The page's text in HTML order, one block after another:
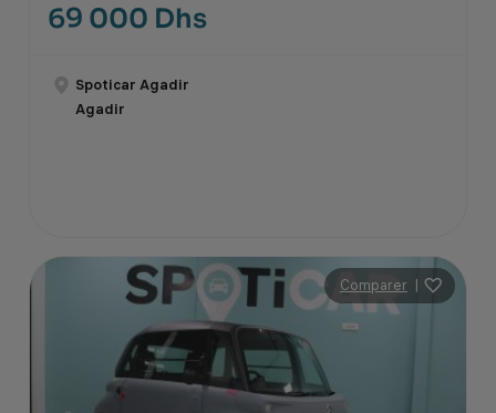
69 000 Dhs
Spoticar Agadir
Agadir
Comparer |